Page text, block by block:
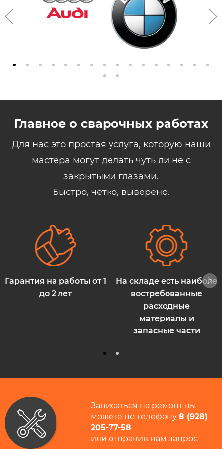
Главное о сварочных работах
Для нас это простая услуга, которую наши
мастера могут делать чуть ли не с
закрытыми глазами.
Быстро, чётко, выверено.
Гарантия на работы от 1
до 2 лет
На складе есть наиболее
востребованные
расходные
материалы и
запасные части
Записаться на ремонт вы
можете по телефону 8 (928)
205-77-58​
или отправив нам запрос